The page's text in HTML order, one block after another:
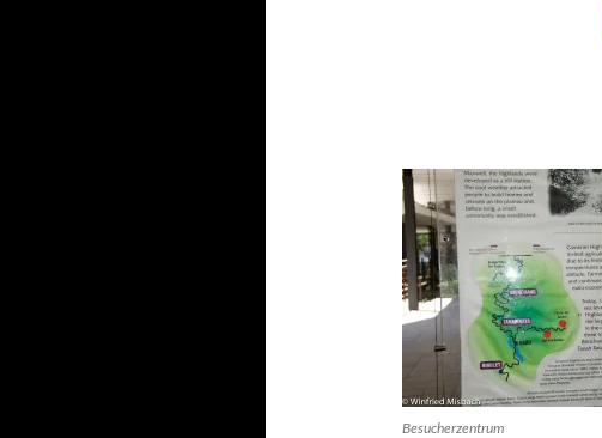
Besucherzentrum